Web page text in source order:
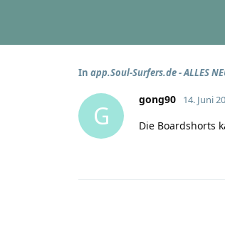
In app.Soul-Surfers.de - ALLES
G
gong90 14. Juni
Die Boardshorts